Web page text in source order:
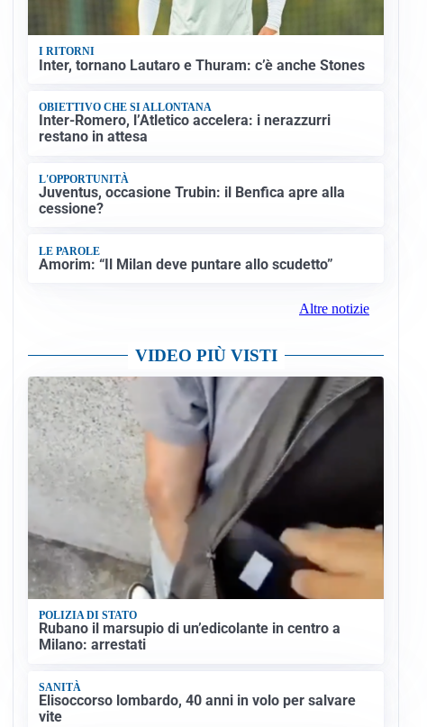
I RITORNI
Inter, tornano Lautaro e Thuram: c’è anche Stones
OBIETTIVO CHE SI ALLONTANA
Inter-Romero, l’Atletico accelera: i nerazzurri
restano in attesa
L'OPPORTUNITÀ
Juventus, occasione Trubin: il Benfica apre alla
cessione?
LE PAROLE
Amorim: “Il Milan deve puntare allo scudetto”
Altre notizie
VIDEO PIÙ VISTI
POLIZIA DI STATO
Rubano il marsupio di un’edicolante in centro a
Milano: arrestati
SANITÀ
Elisoccorso lombardo, 40 anni in volo per salvare
vite